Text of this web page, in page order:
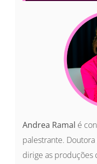
Andrea Ramal é
palestrante.
dirige as